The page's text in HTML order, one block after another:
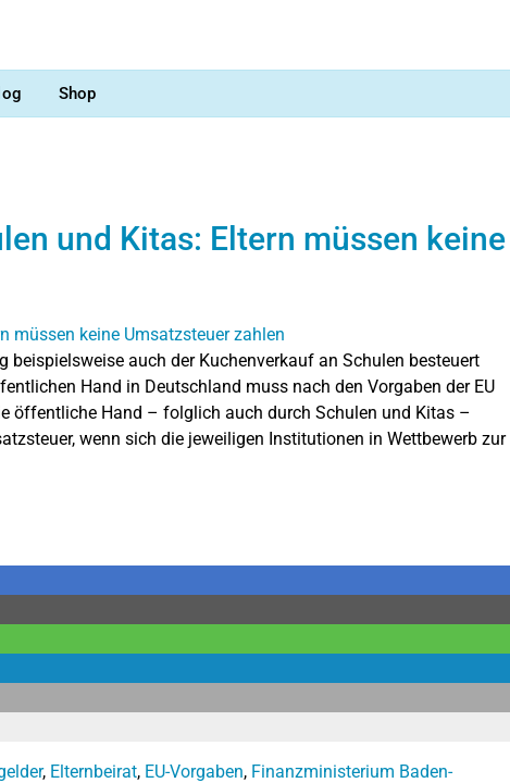
Shop
und Kitas: Eltern müssen keine
auch der Kuchenverkauf an Schulen besteuert
Hand in Deutschland muss nach den Vorgaben der EU
öffentliche Hand – folglich auch durch Schulen und Kitas –
wenn sich die jeweiligen Institutionen in Wettbewerb zur
, Elternbeirat, EU-Vorgaben, Finanzministerium Baden-